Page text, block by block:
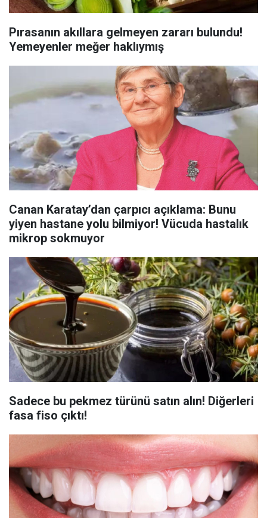
Pırasanın akıllara gelmeyen zararı bulundu!
Yemeyenler meğer haklıymış
Canan Karatay’dan çarpıcı açıklama: Bunu
yiyen hastane yolu bilmiyor! Vücuda hastalık
mikrop sokmuyor
Sadece bu pekmez türünü satın alın! Diğerleri
fasa fiso çıktı!